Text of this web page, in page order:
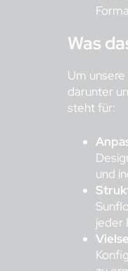
Was
Um
darunter
steht für:
und
jeder